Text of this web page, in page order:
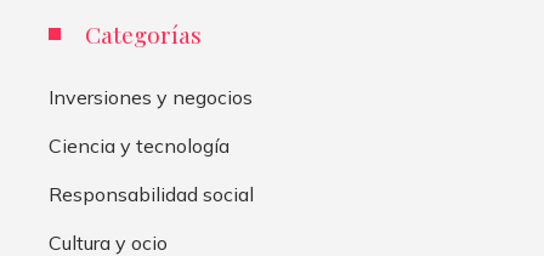
Categorías
Inversiones y negocios
Ciencia y tecnología
Responsabilidad social
Cultura y ocio